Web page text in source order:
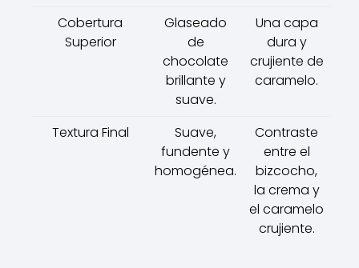
Cobertura
Superior
Glaseado
de
chocolate
brillante y
suave.
Una capa
dura y
crujiente de
caramelo.
Textura Final
Suave,
fundente y
homogénea.
Contraste
entre el
bizcocho,
la crema y
el caramelo
crujiente.